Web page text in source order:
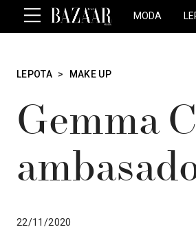
MODA
LEPOTA > MAKE UP
Gemma
22/11/2020